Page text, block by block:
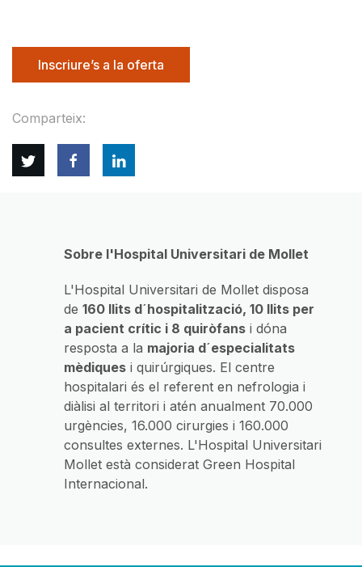
Inscriure’s a la oferta
Comparteix:
Twitter Facebook
Sobre l'Hospital Universitari de Mollet
L'Hospital Universitari de Mollet disposa
de 160 llits d´hospitalització, 10 llits per
a pacient crític i 8 quiròfans i dóna
resposta a la majoria d´especialitats
mèdiques i quirúrgiques. El centre
hospitalari és el referent en nefrologia i
diàlisi al territori i atén anualment 70.000
urgències, 16.000 cirurgies i 160.000
consultes externes. L'Hospital Universitari
Mollet està considerat Green Hospital
Internacional.